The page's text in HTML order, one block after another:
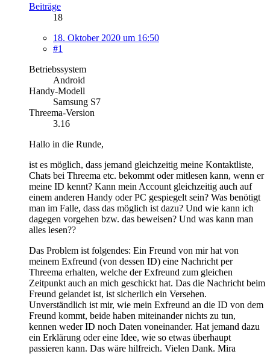
Beiträge
18
18. Oktober 2020 um 16:50
#1
Betriebssystem
Android
Handy-Modell
Samsung S7
Threema-Version
3.16
Hallo in die Runde,
ist es möglich, dass jemand gleichzeitig meine Kontaktliste,
Chats bei Threema etc. bekommt oder mitlesen kann, wenn er
meine ID kennt? Kann mein Account gleichzeitig auch auf
einem anderen Handy oder PC gespiegelt sein? Was benötigt
man im Falle, dass das möglich ist dazu? Und wie kann ich
dagegen vorgehen bzw. das beweisen? Und was kann man
alles lesen??
Das Problem ist folgendes: Ein Freund von mir hat von
meinem Exfreund (von dessen ID) eine Nachricht per
Threema erhalten, welche der Exfreund zum gleichen
Zeitpunkt auch an mich geschickt hat. Das die Nachricht beim
Freund gelandet ist, ist sicherlich ein Versehen.
Unverständlich ist mir, wie mein Exfreund an die ID von dem
Freund kommt, beide haben miteinander nichts zu tun,
kennen weder ID noch Daten voneinander. Hat jemand dazu
ein Erklärung oder eine Idee, wie so etwas überhaupt
passieren kann. Das wäre hilfreich. Vielen Dank. Mira